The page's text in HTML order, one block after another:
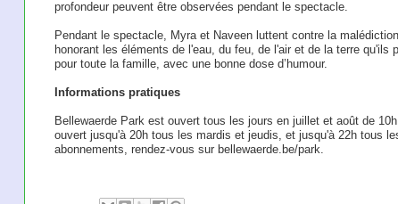
profondeur peuvent être observées pendant le spectacle.
Pendant le spectacle, Myra et Naveen luttent contre la
honorant les éléments de l'eau, du feu, de l'air et de la terre
pour toute la famille, avec une bonne dose d’humour.
Informations pratiques
Bellewaerde Park est ouvert tous les jours en juillet et août de
ouvert jusqu'à 20h tous les mardis et jeudis, et jusqu'à 22h tous
abonnements, rendez-vous sur bellewaerde.be/park.